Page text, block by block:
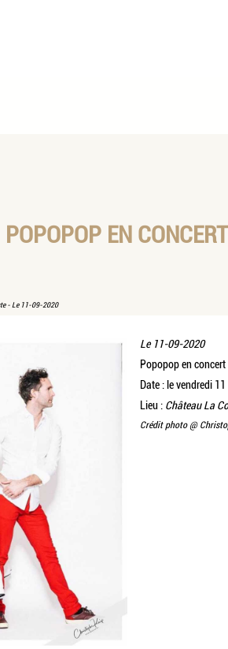
POPOPOP EN
- Le 11-09-2020
Le 11-09-2020
Popopop en
Date : le vendredi
Lieu : Château La
Crédit photo @